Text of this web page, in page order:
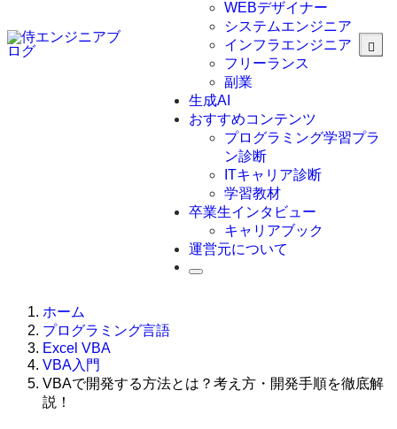
Go言語
Kotlin
Java
JavaScript
Swift
Ruby
WEBデザイナー
システムエンジニア
インフラエンジニア
フリーランス
副業
生成AI
おすすめコンテンツ
プログラミング学習プラ
ン診断
ITキャリア診断
学習教材
卒業生インタビュー
キャリアブック
運営元について
ホーム
プログラミング言語
Excel VBA
VBA入門
VBAで開発する方法とは？考え方・開発手順を徹底解
説！